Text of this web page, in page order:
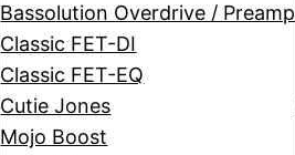
Bassolution Overdrive / Preamp
Classic FET-DI
Classic FET-EQ
Cutie Jones
Mojo Boost